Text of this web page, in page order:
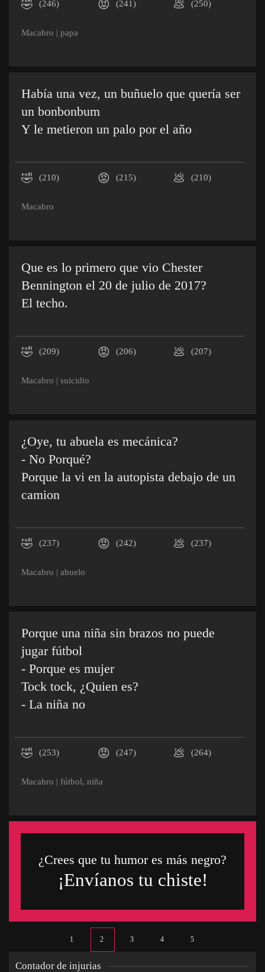
🤣 (246) 😡 (241) 💩 (250)
Macabro | papa
Había una vez, un buñuelo que quería ser
un bonbonbum
Y le metieron un palo por el año
🤣 (210) 😡 (215) 💩 (210)
Macabro
Que es lo primero que vio Chester
Bennington el 20 de julio de 2017?
El techo.
🤣 (209) 😡 (206) 💩 (207)
Macabro | suicidio
¿Oye, tu abuela es mecánica?
- No Porqué?
Porque la vi en la autopista debajo de un
camion
🤣 (237) 😡 (242) 💩 (237)
Macabro | abuelo
Porque una niña sin brazos no puede
jugar fútbol
- Porque es mujer
Tock tock, ¿Quien es?
- La niña no
🤣 (253) 😡 (247) 💩 (264)
Macabro | fútbol, niña
¿Crees que tu humor es más negro?
¡Envíanos tu chiste!
1 2 3 4 5
Contador de injurias